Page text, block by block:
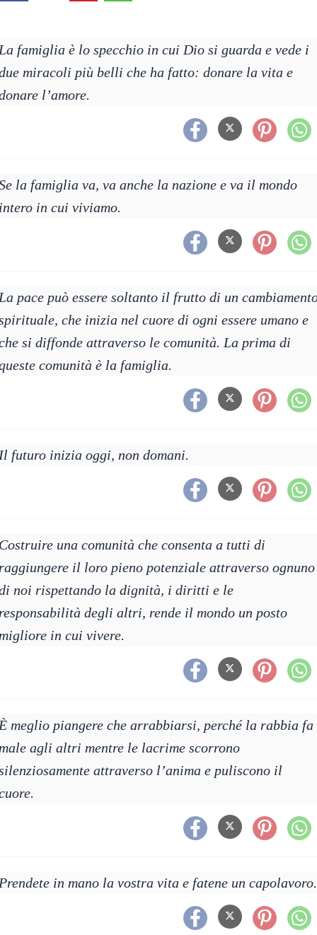
famiglia è lo specchio in cui Dio si guarda e vede i
miracoli più belli che ha fatto: donare la vita e
l’amore.
la famiglia va, va anche la nazione e va il mondo
in cui viviamo.
pace può essere soltanto il frutto di un
che inizia nel cuore di ogni essere umano e
si diffonde attraverso le comunità. La prima di
comunità è la famiglia.
futuro inizia oggi, non domani.
una comunità che consenta a tutti di
il loro pieno potenziale attraverso ognuno
noi rispettando la dignità, i diritti e le
degli altri, rende il mondo un posto
in cui vivere.
meglio piangere che arrabbiarsi, perché la rabbia fa
agli altri mentre le lacrime scorrono
attraverso l’anima e puliscono il
in mano la vostra vita e fatene un capolavoro.